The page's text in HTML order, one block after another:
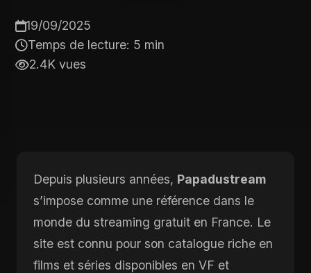
19/09/2025
Temps de lecture: 5 min
2.4K vues
Depuis plusieurs années, Papadustream
s’impose comme une référence dans le
monde du streaming gratuit en France. Le
site est connu pour son catalogue riche en
films et séries disponibles en VF et